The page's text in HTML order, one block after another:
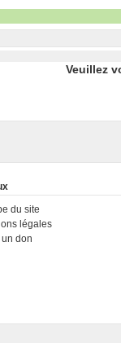
Veuillez
du site
légales
un don